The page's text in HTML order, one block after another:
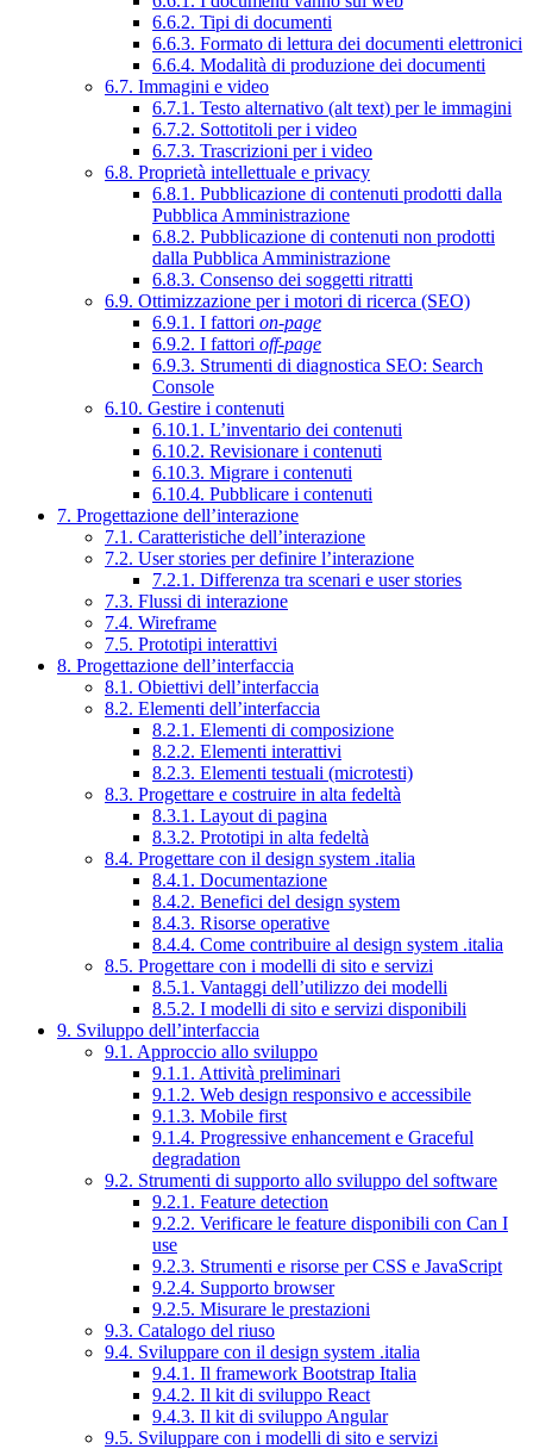
6.6.2. Tipi di documenti
6.6.3. Formato di lettura dei documenti elettronici
6.6.4. Modalità di produzione dei documenti
6.7. Immagini e video
6.7.1. Testo alternativo (alt text) per le immagini
6.7.2. Sottotitoli per i video
6.7.3. Trascrizioni per i video
6.8. Proprietà intellettuale e privacy
6.8.1. Pubblicazione di contenuti prodotti dalla
Pubblica Amministrazione
6.8.2. Pubblicazione di contenuti non prodotti
dalla Pubblica Amministrazione
6.8.3. Consenso dei soggetti ritratti
6.9. Ottimizzazione per i motori di ricerca (SEO)
6.9.1. I fattori on-page
6.9.2. I fattori off-page
6.9.3. Strumenti di diagnostica SEO: Search
Console
6.10. Gestire i contenuti
6.10.1. L’inventario dei contenuti
6.10.2. Revisionare i contenuti
6.10.3. Migrare i contenuti
6.10.4. Pubblicare i contenuti
7. Progettazione dell’interazione
7.1. Caratteristiche dell’interazione
7.2. User stories per definire l’interazione
7.2.1. Differenza tra scenari e user stories
7.3. Flussi di interazione
7.4. Wireframe
7.5. Prototipi interattivi
8. Progettazione dell’interfaccia
8.1. Obiettivi dell’interfaccia
8.2. Elementi dell’interfaccia
8.2.1. Elementi di composizione
8.2.2. Elementi interattivi
8.2.3. Elementi testuali (microtesti)
8.3. Progettare e costruire in alta fedeltà
8.3.1. Layout di pagina
8.3.2. Prototipi in alta fedeltà
8.4. Progettare con il design system .italia
8.4.1. Documentazione
8.4.2. Benefici del design system
8.4.3. Risorse operative
8.4.4. Come contribuire al design system .italia
8.5. Progettare con i modelli di sito e servizi
8.5.1. Vantaggi dell’utilizzo dei modelli
8.5.2. I modelli di sito e servizi disponibili
9. Sviluppo dell’interfaccia
9.1. Approccio allo sviluppo
9.1.1. Attività preliminari
9.1.2. Web design responsivo e accessibile
9.1.3. Mobile first
9.1.4. Progressive enhancement e Graceful
degradation
9.2. Strumenti di supporto allo sviluppo del software
9.2.1. Feature detection
9.2.2. Verificare le feature disponibili con Can I
use
9.2.3. Strumenti e risorse per CSS e JavaScript
9.2.4. Supporto browser
9.2.5. Misurare le prestazioni
9.3. Catalogo del riuso
9.4. Sviluppare con il design system .italia
9.4.1. Il framework Bootstrap Italia
9.4.2. Il kit di sviluppo React
9.4.3. Il kit di sviluppo Angular
9.5. Sviluppare con i modelli di sito e servizi